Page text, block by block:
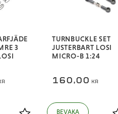
3
TURNBUCKLE SET
JUSTERBART LOSI
MICRO-B 1:24
160,00 KR